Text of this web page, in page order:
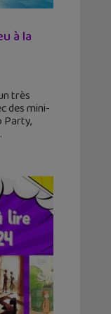
à la
très
des mini-
Party,